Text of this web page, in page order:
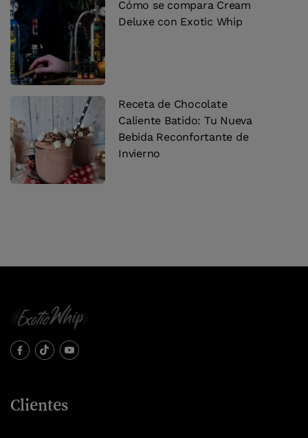
Cómo se compara Cream
Deluxe con Exotic Whip
Receta de Chocolate
Caliente Batido: Tu Nueva
Bebida Reconfortante de
Invierno
Clientes